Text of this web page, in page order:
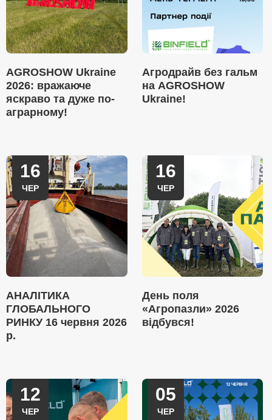
AGROSHOW Ukraine
2026: вражаюче
яскраво та дуже по-
аграрному!
Агродрайв без гальм
на AGROSHOW
Ukraine!
16
ЧЕР
АНАЛІТИКА
ГЛОБАЛЬНОГО
РИНКУ 16 червня 2026
р.
16
ЧЕР
День поля
«Агропазли» 2026
відбувся!
12
ЧЕР
05
ЧЕР